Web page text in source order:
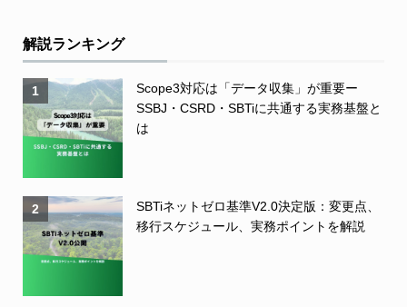
解説ランキング
1
Scope3対応は「データ収集」が重要ー
SSBJ・CSRD・SBTiに共通する実務基盤と
は
2
SBTiネットゼロ基準V2.0決定版：変更点、
移行スケジュール、実務ポイントを解説